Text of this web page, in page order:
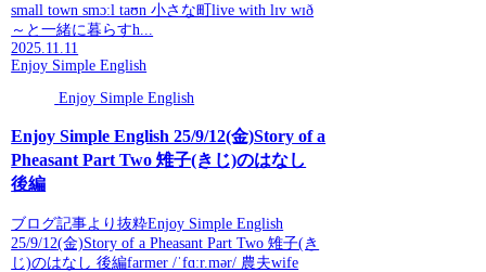
small town smɔːl taʊn 小さな町live with lɪv wɪð
～と一緒に暮らすh...
2025.11.11
Enjoy Simple English
Enjoy Simple English
Enjoy Simple English 25/9/12(金)Story of a
Pheasant Part Two 雉子(きじ)のはなし
後編
ブログ記事より抜粋Enjoy Simple English
25/9/12(金)Story of a Pheasant Part Two 雉子(き
じ)のはなし 後編farmer /ˈfɑːr.mər/ 農夫wife